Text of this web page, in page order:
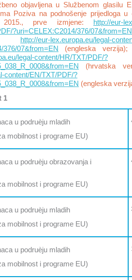
objavljena u Službenom glasilu
Poziva na podnošenje prijedloga u
prve izmjene: http://eur-
?uri=CELEX:C2014/376/07&from=EN
http://eur-lex.europa.eu/legal-
376/07&from=EN (engleska verzija);
legal-content/HR/TXT/PDF/?
(hrvatska
content/EN/TXT/PDF/?
(engleska
1
u podruèju mladih
mobilnost i programe EU)
u podruèju obrazovanja i
mobilnost i programe EU)
u podruèju mladih
mobilnost i programe EU)
u podruèju mladih
mobilnost i programe EU)